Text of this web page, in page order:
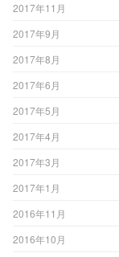
2017年11月
2017年9月
2017年8月
2017年6月
2017年5月
2017年4月
2017年3月
2017年1月
2016年11月
2016年10月